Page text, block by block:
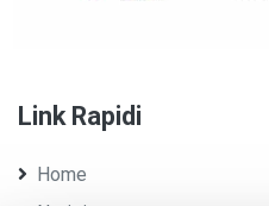
Link Rapidi
Home